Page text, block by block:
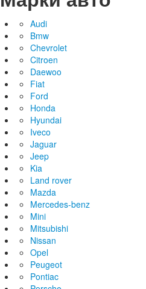
Audi
Bmw
Chevrolet
Citroen
Daewoo
Fiat
Ford
Honda
Hyundai
Iveco
Jaguar
Jeep
Kia
Land rover
Mazda
Mercedes-benz
Mini
Mitsubishi
Nissan
Opel
Peugeot
Pontiac